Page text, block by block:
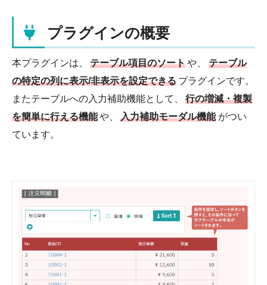
プラグインの概要
本プラグインは、 テーブル項目のソートや、
テーブル
の特定の列に表示/非表示を設定できる プラグインです。
またテーブルへの入力補助機能として、
行の増減・複製
を簡単に行える機能や、 入力補助モーダル機能 がつい
ています。